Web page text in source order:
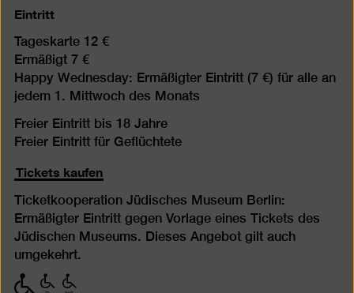
Eintritt
Tageskarte 12 €
Ermäßigt 7 €
Happy Wednesday: Ermäßigter Eintritt (7 €) für alle an
jedem 1. Mittwoch des Monats
Freier Eintritt bis 18 Jahre
Freier Eintritt für Geflüchtete
Tickets kaufen
Ticketkooperation Jüdisches Museum Berlin:
Ermäßigter Eintritt gegen Vorlage eines Tickets des
Jüdischen Museums. Dieses Angebot gilt auch
umgekehrt.
mit
mit
mit